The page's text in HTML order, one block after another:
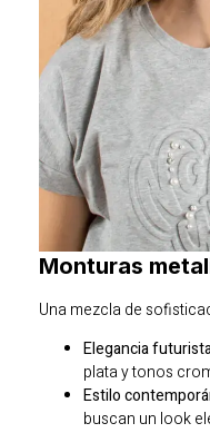
Monturas
Una mezcla de
Elegancia
plata y tonos
Estilo
buscan un look